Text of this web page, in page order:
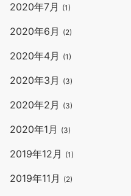
2020年7月 (1)
2020年6月 (2)
2020年4月 (1)
2020年3月 (3)
2020年2月 (3)
2020年1月 (3)
2019年12月 (1)
2019年11月 (2)